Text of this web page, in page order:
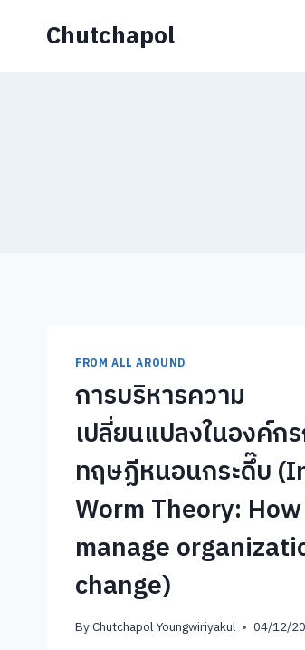
Chutchapol
FROM ALL AROUND
การบริหารความ
เปลี่ยนแปลงในองค์ก
ทฤษฏีหนอนกระดึ๊บ
Worm Theory:
manage
change)
ByChutchapol Youngwiriyakul 04/12/